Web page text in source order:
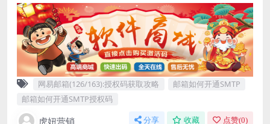
网易邮箱(126/163):授权码获取攻略
邮箱如何开通SMTP
邮箱如何开通SMTP授权码
虎妞营销 分享 收藏 点赞(0)